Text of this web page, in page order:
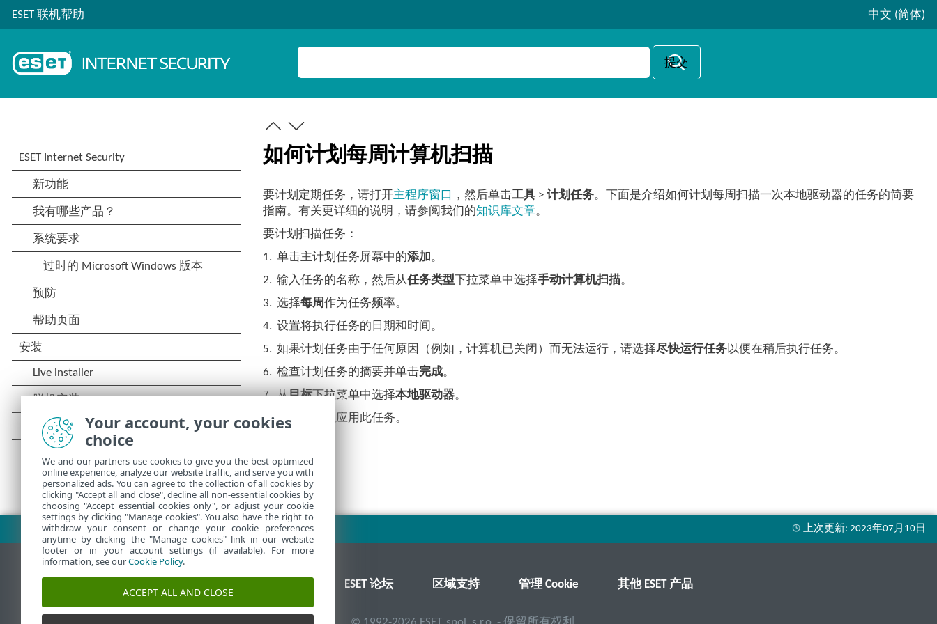
ESET 联机帮助 中文 (简体)
如何计划每周计算机扫描
要计划定期任务，请打开主程序窗口 ，然后单击工具 >计划任务。下面是介绍如何计划每周扫描一次本地驱动器的任务的简要
指南。有关更详细的说明，请参阅我们的知识库文章。
要计划扫描任务：
1. 单击主计划任务屏幕中的添加 。
2. 输入任务的名称，然后从任务类型 下拉菜单中选择手动计算机扫描。
3. 选择每周作为任务频率。
4. 设置将执行任务的日期和时间。
5. 如果计划任务由于任何原因（例如，计算机已关闭）而无法运行，请选择尽快运行任务以便在稍后执行任务。
6. 检查计划任务的摘要并单击完成。
7. 从目标下拉菜单中选择本地驱动器。
8. 单击 以应用此任务。
下载 PDF
ESET 论坛 区域支持 管理 Cookie 其他 ESET 产品
Your account, your cookies
choice
We and our partners use cookies to give you the best optimized
online experience, analyze our website traffic, and serve you with
personalized ads. You can agree to the collection of all cookies by
clicking "Accept all and close", decline all non-essential cookies by
choosing "Accept essential cookies only", or adjust your cookie
settings by clicking "Manage cookies". You also have the right to
withdraw your consent or change your cookie preferences
anytime by clicking the "Manage cookies" link in our website
footer or in your account settings (if available). For more
information, see ourCookie Policy.
ACCEPT ALL AND CLOSE